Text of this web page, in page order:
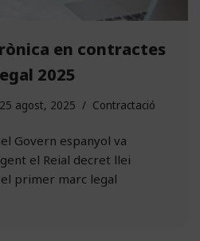
en contractes
2025
25 agost, 2025 Contractació
Govern espanyol va
el Reial decret llei
primer marc legal